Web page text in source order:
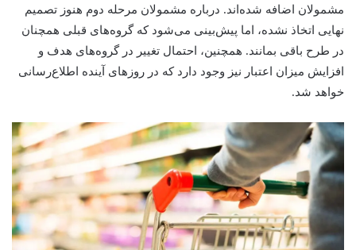
مشمولان اضافه شده‌اند. درباره مشمولان مرحله دوم هنوز تصمیم
نهایی اتخاذ نشده، اما پیش‌بینی می‌شود که گروه‌های قبلی همچنان
در طرح باقی بمانند. همچنین، احتمال تغییر در گروه‌های هدف و
افزایش میزان اعتبار نیز وجود دارد که در روزهای آینده اطلاع‌رسانی
خواهد شد.